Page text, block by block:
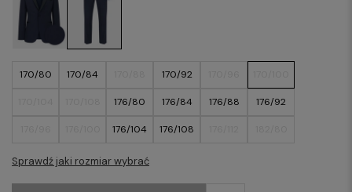
170/80 170/84 170/92
176/80 176/84 176/88 176/92
176/104 176/108
182/84 182/88 182/92
182/108 182/112 188/80 188/84
Sprawdź jaki rozmiar wybrać